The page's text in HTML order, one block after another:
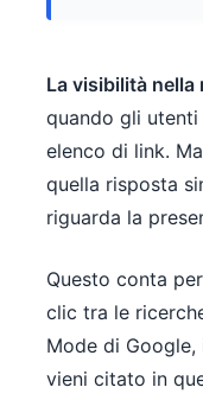
La visibilità nella
quando gli
elenco di link.
quella risposta
riguarda la
Questo conta
clic tra le
Mode di
vieni citato in